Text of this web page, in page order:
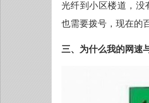
光纤到小区楼道，没
也需要拨号，现在的
三、为什么我的网速